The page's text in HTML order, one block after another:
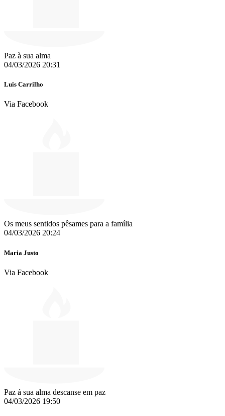
Paz à sua alma
04/03/2026 20:31
Luis Carrilho
Via Facebook
Os meus sentidos pêsames para a família
04/03/2026 20:24
Maria Justo
Via Facebook
Paz á sua alma descanse em paz
04/03/2026 19:50